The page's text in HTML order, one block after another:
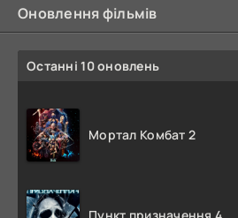
Оновлення фільмів
Останні 10 оновлень
Мортал Комбат 2